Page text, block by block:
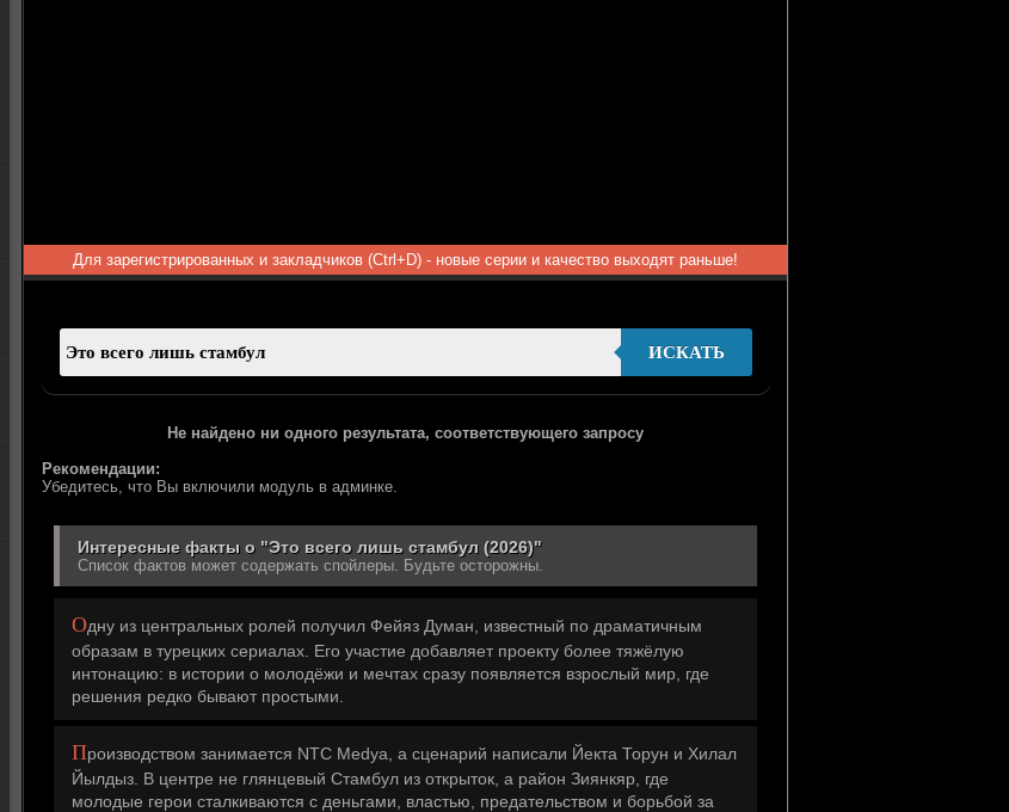
Для зарегистрированных и закладчиков (Ctrl+D) - новые серии и качество выходят раньше!
ИСКАТЬ
Не найдено ни одного результата, соответствующего запросу
Рекомендации:
Убедитесь, что Вы включили модуль в админке.
Интересные факты о "Это всего лишь стамбул (2026)"
Список фактов может содержать спойлеры. Будьте осторожны.
Одну из центральных ролей получил Фейяз Думан, известный по драматичным
образам в турецких сериалах. Его участие добавляет проекту более тяжёлую
интонацию: в истории о молодёжи и мечтах сразу появляется взрослый мир, где
решения редко бывают простыми.
Производством занимается NTC Medya, а сценарий написали Йекта Торун и Хилал
Йылдыз. В центре не глянцевый Стамбул из открыток, а район Зиянкяр, где
молодые герои сталкиваются с деньгами, властью, предательством и борьбой за